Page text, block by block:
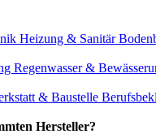
Heizung & Sanitär
Regenwasser &
& Baustelle
Hersteller?